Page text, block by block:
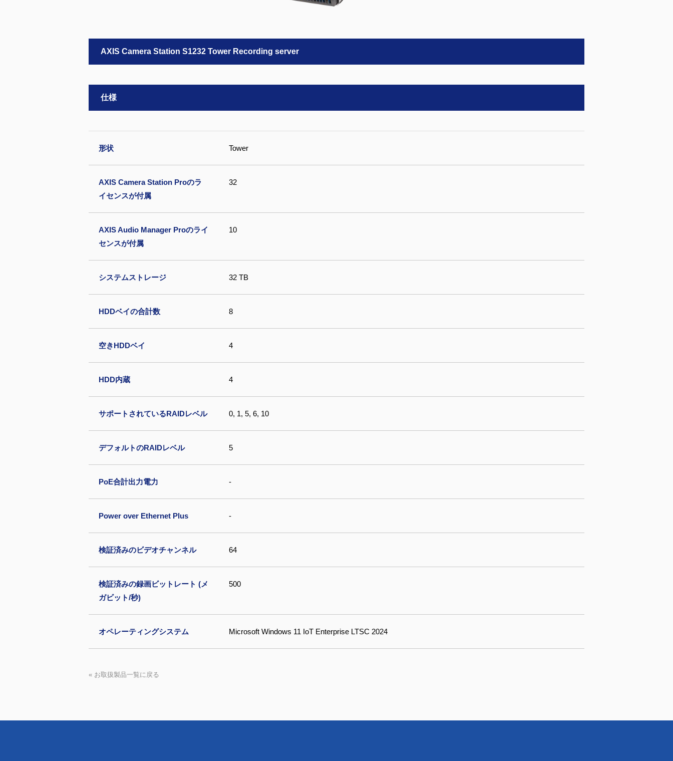
AXIS Camera Station S1232 Tower Recording server
仕様
形状 Tower
AXIS Camera Station Proのラ
イセンスが付属
32
AXIS Audio Manager Proのライ
センスが付属
10
システムストレージ 32 TB
HDDベイの合計数 8
空きHDDベイ 4
HDD内蔵 4
サポートされているRAIDレベル 0, 1, 5, 6, 10
デフォルトのRAIDレベル 5
PoE合計出力電力 -
Power over Ethernet Plus -
検証済みのビデオチャンネル 64
検証済みの録画ビットレート (メ
ガビット/秒)
500
オペレーティングシステム Microsoft Windows 11 IoT Enterprise LTSC 2024
« お取扱製品一覧に戻る